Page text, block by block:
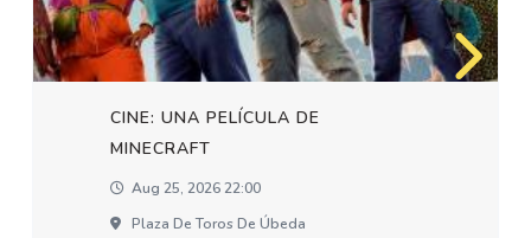
CINE: UNA PELÍCULA DE
MINECRAFT
Aug 25, 2026 22:00
Plaza De Toros De Úbeda